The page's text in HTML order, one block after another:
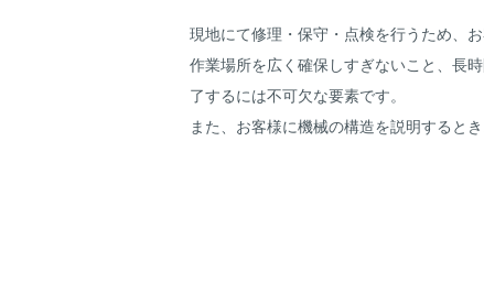
現地にて修理・保守・点検を行うため、
作業場所を広く確保しすぎないこと、長
了するには不可欠な要素です。
また、お客様に機械の構造を説明すると